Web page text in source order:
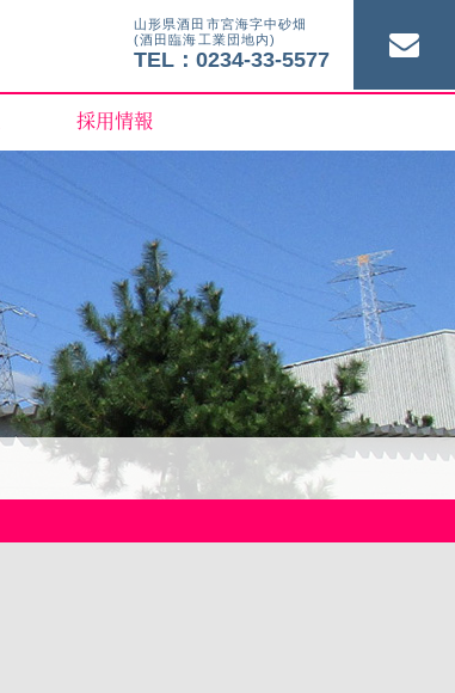
山形県酒田市宮海字中砂畑
(酒田臨海工業団地内)
TEL：0234-33-5577
採用情報